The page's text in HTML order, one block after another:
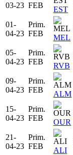
03-23 FEB
EST
01-
04-23
Prim.
FEB
MEL
05-
04-23
Prim.
FEB
RVB
09-
04-23
Prim.
FEB
ALM
15-
04-23
Prim.
FEB
OUR
21-
04-23
Prim.
FEB
ALI